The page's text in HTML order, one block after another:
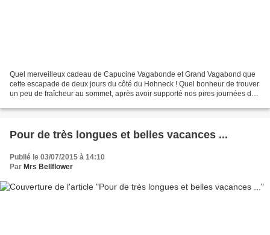
Quel merveilleux cadeau de Capucine Vagabonde et Grand Vagabond que
cette escapade de deux jours du côté du Hohneck ! Quel bonheur de trouver
un peu de fraîcheur au sommet, après avoir supporté nos pires journées de
Pour de très longues et belles vacances ...
Publié le 03/07/2015 à 14:10
Par Mrs Bellflower